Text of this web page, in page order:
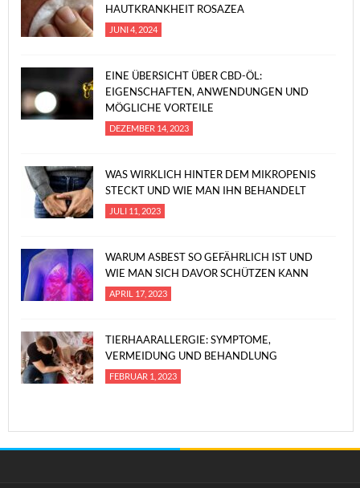
HAUTKRANKHEIT ROSAZEA
JUNI 4, 2024
EINE ÜBERSICHT ÜBER CBD-ÖL:
EIGENSCHAFTEN, ANWENDUNGEN UND
MÖGLICHE VORTEILE
DEZEMBER 14, 2023
WAS WIRKLICH HINTER DEM MIKROPENIS
STECKT UND WIE MAN IHN BEHANDELT
JULI 11, 2023
WARUM ASBEST SO GEFÄHRLICH IST UND
WIE MAN SICH DAVOR SCHÜTZEN KANN
APRIL 17, 2023
TIERHAARALLERGIE: SYMPTOME,
VERMEIDUNG UND BEHANDLUNG
FEBRUAR 1, 2023